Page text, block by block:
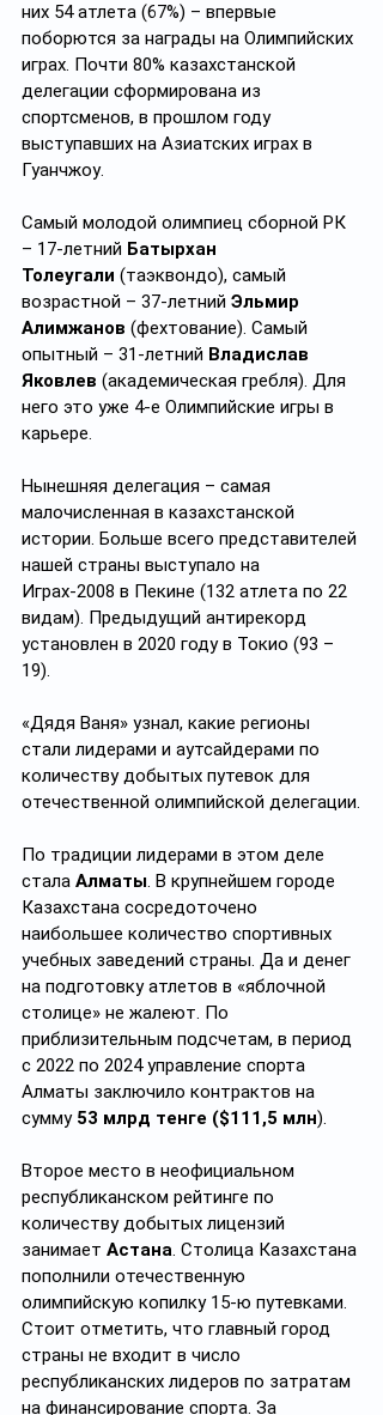
них 54 атлета (67%) – впервые
поборются за награды на Олимпийских
играх. Почти 80% казахстанской
делегации сформирована из
спортсменов, в прошлом году
выступавших на Азиатских играх в
Гуанчжоу.
Самый молодой олимпиец сборной РК
– 17-летний Батырхан
Толеугали (таэквондо), самый
возрастной – 37-летний Эльмир
Алимжанов (фехтование). Самый
опытный – 31-летний Владислав
Яковлев (академическая гребля). Для
него это уже 4-е Олимпийские игры в
карьере.
Нынешняя делегация – самая
малочисленная в казахстанской
истории. Больше всего представителей
нашей страны выступало на
Играх-2008 в Пекине (132 атлета по 22
видам). Предыдущий антирекорд
установлен в 2020 году в Токио (93 –
19).
«Дядя Ваня» узнал, какие регионы
стали лидерами и аутсайдерами по
количеству добытых путевок для
отечественной олимпийской делегации.
По традиции лидерами в этом деле
стала Алматы. В крупнейшем городе
Казахстана сосредоточено
наибольшее количество спортивных
учебных заведений страны. Да и денег
на подготовку атлетов в «яблочной
столице» не жалеют. По
приблизительным подсчетам, в период
с 2022 по 2024 управление спорта
Алматы заключило контрактов на
сумму 53 млрд тенге ($111,5 млн).
Второе место в неофициальном
республиканском рейтинге по
количеству добытых лицензий
занимает Астана. Столица Казахстана
пополнили отечественную
олимпийскую копилку 15-ю путевками.
Стоит отметить, что главный город
страны не входит в число
республиканских лидеров по затратам
на финансирование спорта. За